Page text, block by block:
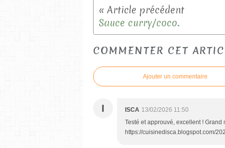
Sauce curry/coco.
COMMENTER CET
Ajouter un commentaire
I ISCA 13/02/2026 11:50
Testé et approuvé, excellent ! Grand
https://cuisinedisca.blogspot.com/